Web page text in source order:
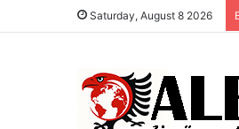
Saturday, August 8 2026